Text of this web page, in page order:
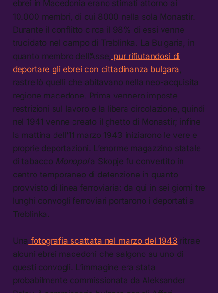
ebrei in Macedonia erano stimati attorno ai
10.000 membri, di cui 8000 nella sola Monastir.
Durante il conflitto circa il 98% di essi venne
trucidato nel campo di Treblinka. La Bulgaria, in
quanto membro dell’Asse, pur rifiutandosi di
deportare gli ebrei con cittadinanza bulgara
rastrellò quelli che abitavano nella neo-acquisita
regione macedone. Prima vennero imposte
restrizioni sul lavoro e la libera circolazione, quindi
nel 1941 venne creato il ghetto di Monastir; infine
la mattina dell’11 marzo 1943 iniziarono le vere e
proprie deportazioni. L’enorme magazzino statale
di tabacco Monopola Skopje fu convertito in
centro temporaneo di detenzione in quanto
provvisto di linea ferroviaria: da qui in sei giorni tre
lunghi convogli ferroviari portarono i deportati a
Treblinka.
Una fotografia scattata nel marzo del 1943 ritrae
alcuni ebrei macedoni che salgono su uno di
questi convogli. L’immagine era stata
probabilmente commissionata da Aleksander